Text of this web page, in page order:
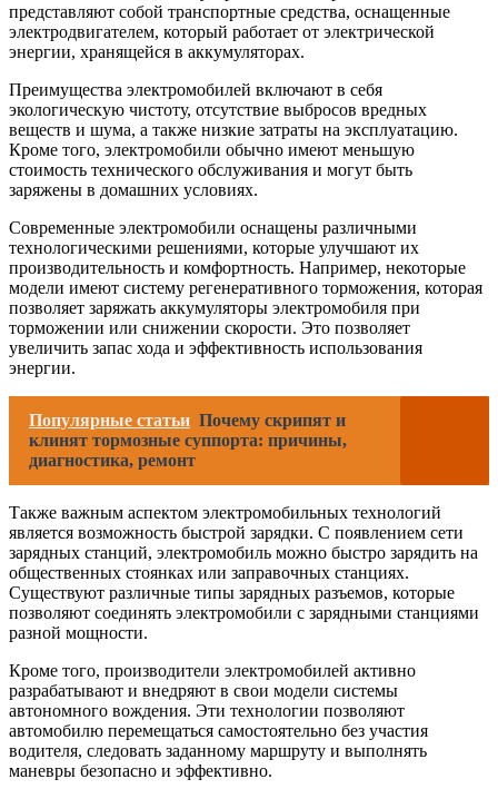
представляют собой транспортные средства, оснащенные
электродвигателем, который работает от электрической
энергии, хранящейся в аккумуляторах.
Преимущества электромобилей включают в себя
экологическую чистоту, отсутствие выбросов вредных
веществ и шума, а также низкие затраты на эксплуатацию.
Кроме того, электромобили обычно имеют меньшую
стоимость технического обслуживания и могут быть
заряжены в домашних условиях.
Современные электромобили оснащены различными
технологическими решениями, которые улучшают их
производительность и комфортность. Например, некоторые
модели имеют систему регенеративного торможения, которая
позволяет заряжать аккумуляторы электромобиля при
торможении или снижении скорости. Это позволяет
увеличить запас хода и эффективность использования
энергии.
Популярные статьи Почему скрипят и
клинят тормозные суппорта: причины,
диагностика, ремонт
Также важным аспектом электромобильных технологий
является возможность быстрой зарядки. С появлением сети
зарядных станций, электромобиль можно быстро зарядить на
общественных стоянках или заправочных станциях.
Существуют различные типы зарядных разъемов, которые
позволяют соединять электромобили с зарядными станциями
разной мощности.
Кроме того, производители электромобилей активно
разрабатывают и внедряют в свои модели системы
автономного вождения. Эти технологии позволяют
автомобилю перемещаться самостоятельно без участия
водителя, следовать заданному маршруту и выполнять
маневры безопасно и эффективно.